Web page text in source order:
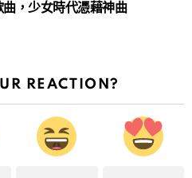
，少女時代憑藉神曲
REACTION?